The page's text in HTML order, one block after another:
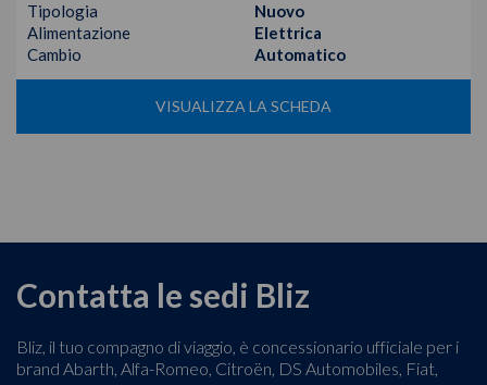
Tipologia
Nuovo
Alimentazione
Elettrica
Cambio
Automatico
VISUALIZZA LA SCHEDA
Contatta le sedi Bliz
Bliz, il tuo compagno di viaggio, è concessionario ufficiale per i
brand Abarth, Alfa-Romeo, Citroën, DS Automobiles, Fiat,